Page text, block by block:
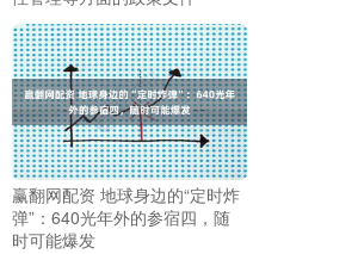
赢翻网配资 地球身边的“定时炸
弹”：640光年外的参宿四，随
时可能爆发